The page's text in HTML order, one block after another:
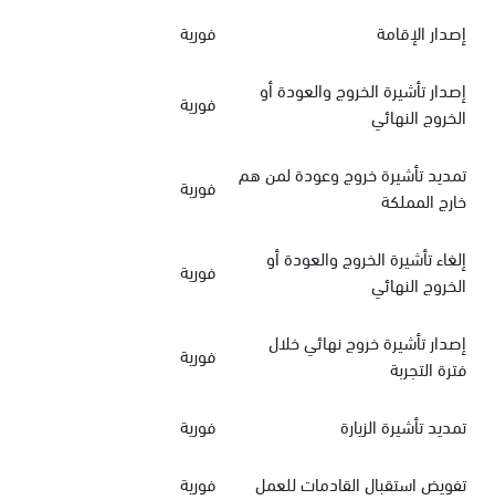
إصدار الإقامة
فورية
إصدار تأشيرة الخروج والعودة أو
الخروج النهائي
فورية
تمديد تأشيرة خروج وعودة لمن هم
خارج المملكة
فورية
إلغاء تأشيرة الخروج والعودة أو
الخروج النهائي
فورية
إصدار تأشيرة خروج نهائي خلال
فترة التجربة
فورية
تمديد تأشيرة الزيارة
فورية
تفويض استقبال القادمات للعمل
فورية